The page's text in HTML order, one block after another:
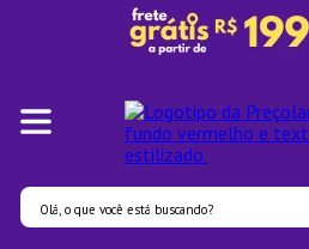
Olá, o que você está buscando?